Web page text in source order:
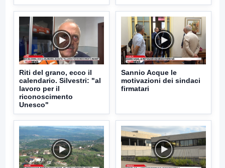
Riti del grano, ecco il
calendario. Silvestri: "al
lavoro per il
riconoscimento
Unesco"
Sannio Acque le
motivazioni dei sindaci
firmatari